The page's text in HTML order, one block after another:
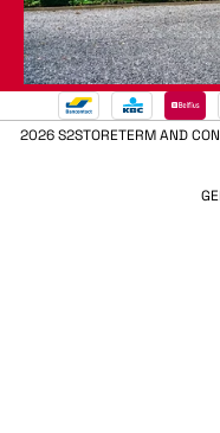
2026 S2STORETERM AND